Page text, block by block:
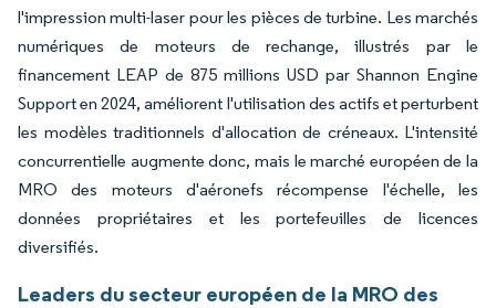
l'impression multi-laser pour les pièces de turbine. Les marchés
numériques de moteurs de rechange, illustrés par le
financement LEAP de 875 millions USD par Shannon Engine
Support en 2024, améliorent l'utilisation des actifs et perturbent
les modèles traditionnels d'allocation de créneaux. L'intensité
concurrentielle augmente donc, mais le marché européen de la
MRO des moteurs d'aéronefs récompense l'échelle, les
données propriétaires et les portefeuilles de licences
diversifiés.
Leaders du secteur européen de la MRO des